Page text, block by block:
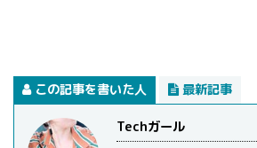
この記事を書いた人 最新記事
Techガール